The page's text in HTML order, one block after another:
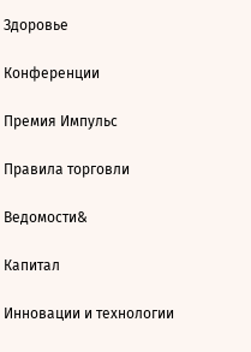
Здоровье
Конференции
Премия Импульс
Правила торговли
Ведомости&
Капитал
Инновации и технологии